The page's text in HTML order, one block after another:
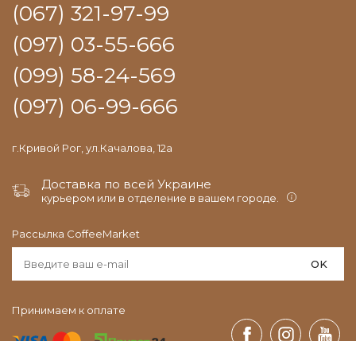
(067) 321-97-99
(097) 03-55-666
(099) 58-24-569
(097) 06-99-666
г.Кривой Рог, ул.Качалова, 12а
Доставка по всей Украине
курьером или в отделение в вашем городе.
Рассылка CoffeeMarket
OK
Принимаем к оплате